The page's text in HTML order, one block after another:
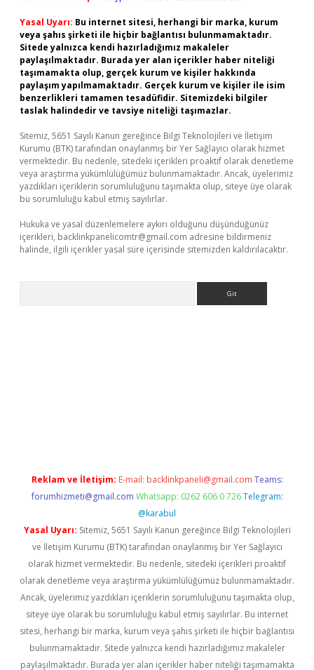
Yasal Uyarı: Bu internet sitesi, herhangi bir marka, kurum
veya şahıs şirketi ile hiçbir bağlantısı bulunmamaktadır.
Sitede yalnızca kendi hazırladığımız makaleler
paylaşılmaktadır. Burada yer alan içerikler haber niteliği
taşımamakta olup, gerçek kurum ve kişiler hakkında
paylaşım yapılmamaktadır. Gerçek kurum ve kişiler ile isim
benzerlikleri tamamen tesadüfidir. Sitemizdeki bilgiler
taslak halindedir ve tavsiye niteliği taşımazlar.
Sitemiz, 5651 Sayılı Kanun gereğince Bilgi Teknolojileri ve İletişim
Kurumu (BTK) tarafından onaylanmış bir Yer Sağlayıcı olarak hizmet
vermektedir. Bu nedenle, sitedeki içerikleri proaktif olarak denetleme
veya araştırma yükümlülüğümüz bulunmamaktadır. Ancak, üyelerimiz
yazdıkları içeriklerin sorumluluğunu taşımakta olup, siteye üye olarak
bu sorumluluğu kabul etmiş sayılırlar.
Hukuka ve yasal düzenlemelere aykırı olduğunu düşündüğünüz
içerikleri, backlinkpanelicomtr@gmail.com adresine bildirmeniz
halinde, ilgili içerikler yasal süre içerisinde sitemizden kaldırılacaktır.
Reklam ve İletişim: E-mail: backlinkpaneli@gmail.com Teams:
forumhizmeti@gmail.com Whatsapp: 0262 606 0 726 Telegram:
@karabul
Yasal Uyarı: Sitemiz, 5651 Sayılı Kanun gereğince Bilgi Teknolojileri
ve İletişim Kurumu (BTK) tarafından onaylanmış bir Yer Sağlayıcı
olarak hizmet vermektedir. Bu nedenle, sitedeki içerikleri proaktif
olarak denetleme veya araştırma yükümlülüğümüz bulunmamaktadır.
Ancak, üyelerimiz yazdıkları içeriklerin sorumluluğunu taşımakta olup,
siteye üye olarak bu sorumluluğu kabul etmiş sayılırlar. Bu internet
sitesi, herhangi bir marka, kurum veya şahıs şirketi ile hiçbir bağlantısı
bulunmamaktadır. Sitede yalnızca kendi hazırladığımız makaleler
paylaşılmaktadır. Burada yer alan içerikler haber niteliği taşımamakta